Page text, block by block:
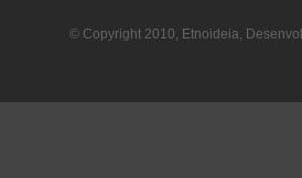
© Copyright 2010, Etnoideia,